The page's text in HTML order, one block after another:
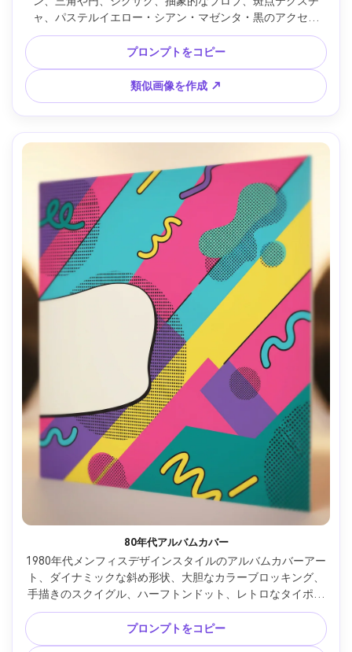
ャ、パステルイエロー・シアン・マゼンタ・黒のアクセン
ト、一貫した間隔、タイル状パターン、シャープなベクター
スタイル、高品質な表面デザイン、85mmレンズ、浅い被写
界深度、柔らかな映画調ライティング --ar 4:5
プロンプトをコピー
類似画像を作成 ↗
80年代アルバムカバー
1980年代メンフィスデザインスタイルのアルバムカバーアー
ト、ダイナミックな斜め形状、大胆なカラーブロッキング、
手描きのスクイグル、ハーフトンドット、レトロなタイポグ
ラフィスペース、エネルギッシュで楽しい雰囲気、クリーン
なベクターイラスト、グラフィックデザイナー品質、85mm
レンズ、浅い被写界深度、柔らかい映画調ライティング --ar
プロンプトをコピー